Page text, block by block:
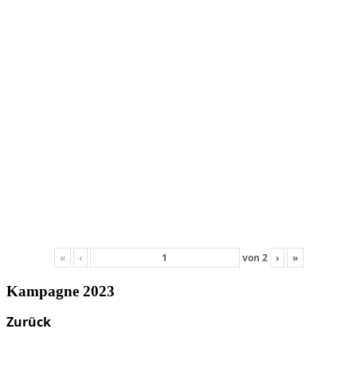
« ‹ von 2 › »
Kampagne 2023
Zurück